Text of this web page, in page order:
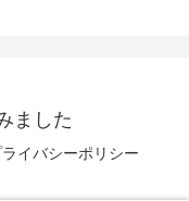
ました
ライバシーポリシー